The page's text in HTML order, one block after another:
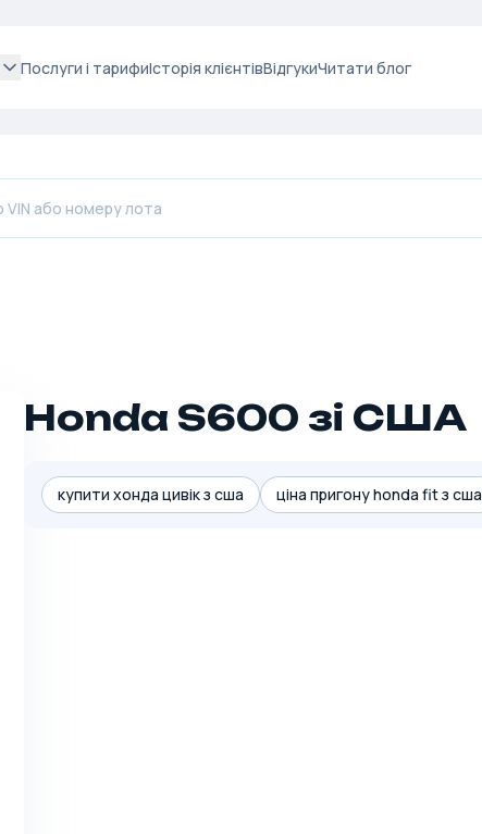
Послуги і тарифиІсторія клієнтівВідгукиЧитати блог
Honda S600 зі США
купити хонда цивік з сша ціна пригону honda fit з сша